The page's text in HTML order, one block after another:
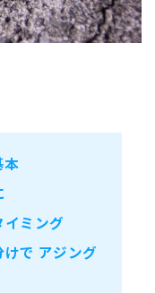
本
ミング
で アジング